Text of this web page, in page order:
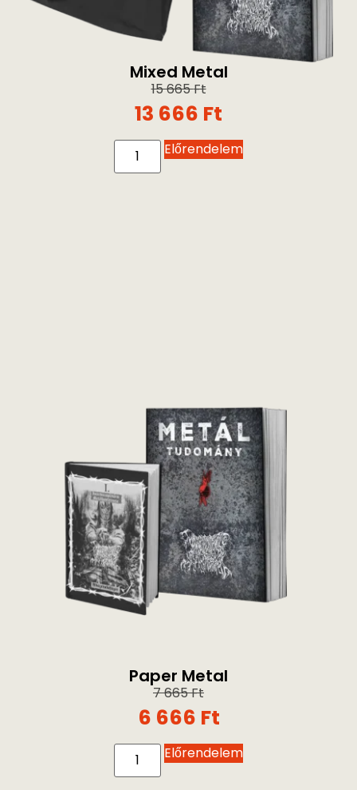
Mixed Metal
15 665Ft
13 666 Ft
Előrendelem
Paper Metal
7 665Ft
6 666 Ft
Előrendelem